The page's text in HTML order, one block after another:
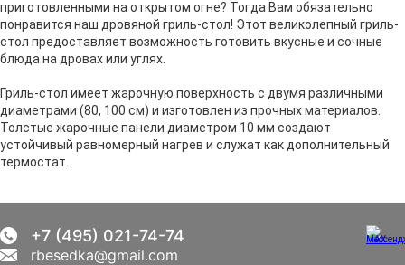
приготовленными на открытом огне? Тогда Вам обязательно
понравится наш дровяной гриль-стол! Этот великолепный гриль-
стол предоставляет возможность готовить вкусные и сочные
блюда на дровах или углях.
Гриль-стол имеет жарочную поверхность с двумя различными
диаметрами (80, 100 см) и изготовлен из прочных материалов.
Толстые жарочные панели диаметром 10 мм создают
устойчивый равномерный нагрев и служат как дополнительный
термостат.
+7 (495) 021-74-74
rbesedka@gmail.com